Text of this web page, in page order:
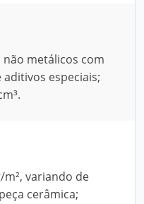
metálicos com
especiais;
m², variando de
cerâmica;